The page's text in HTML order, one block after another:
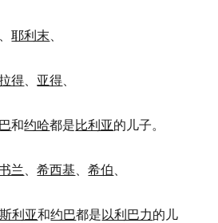
、耶利末、
得、 亚得、
和约哈都是比利亚的儿子。
兰、希西基、希伯、
利亚和约巴都是以利巴力的儿